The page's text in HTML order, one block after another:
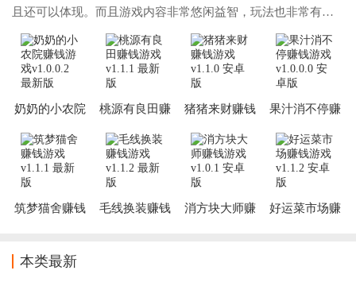
且还可以体现。而且游戏内容非常悠闲益智，玩法也非常有
趣，既可以赚取一点点零花钱，还可以体验游戏的乐趣，何乐
而不为呢。今天小编为大家整理了多款红包版
奶奶的小农院
桃源有良田赚
猪猪来财赚钱
果汁消不停赚
筑梦猫舍赚钱
毛线换装赚钱
消方块大师赚
好运菜市场赚
本类最新